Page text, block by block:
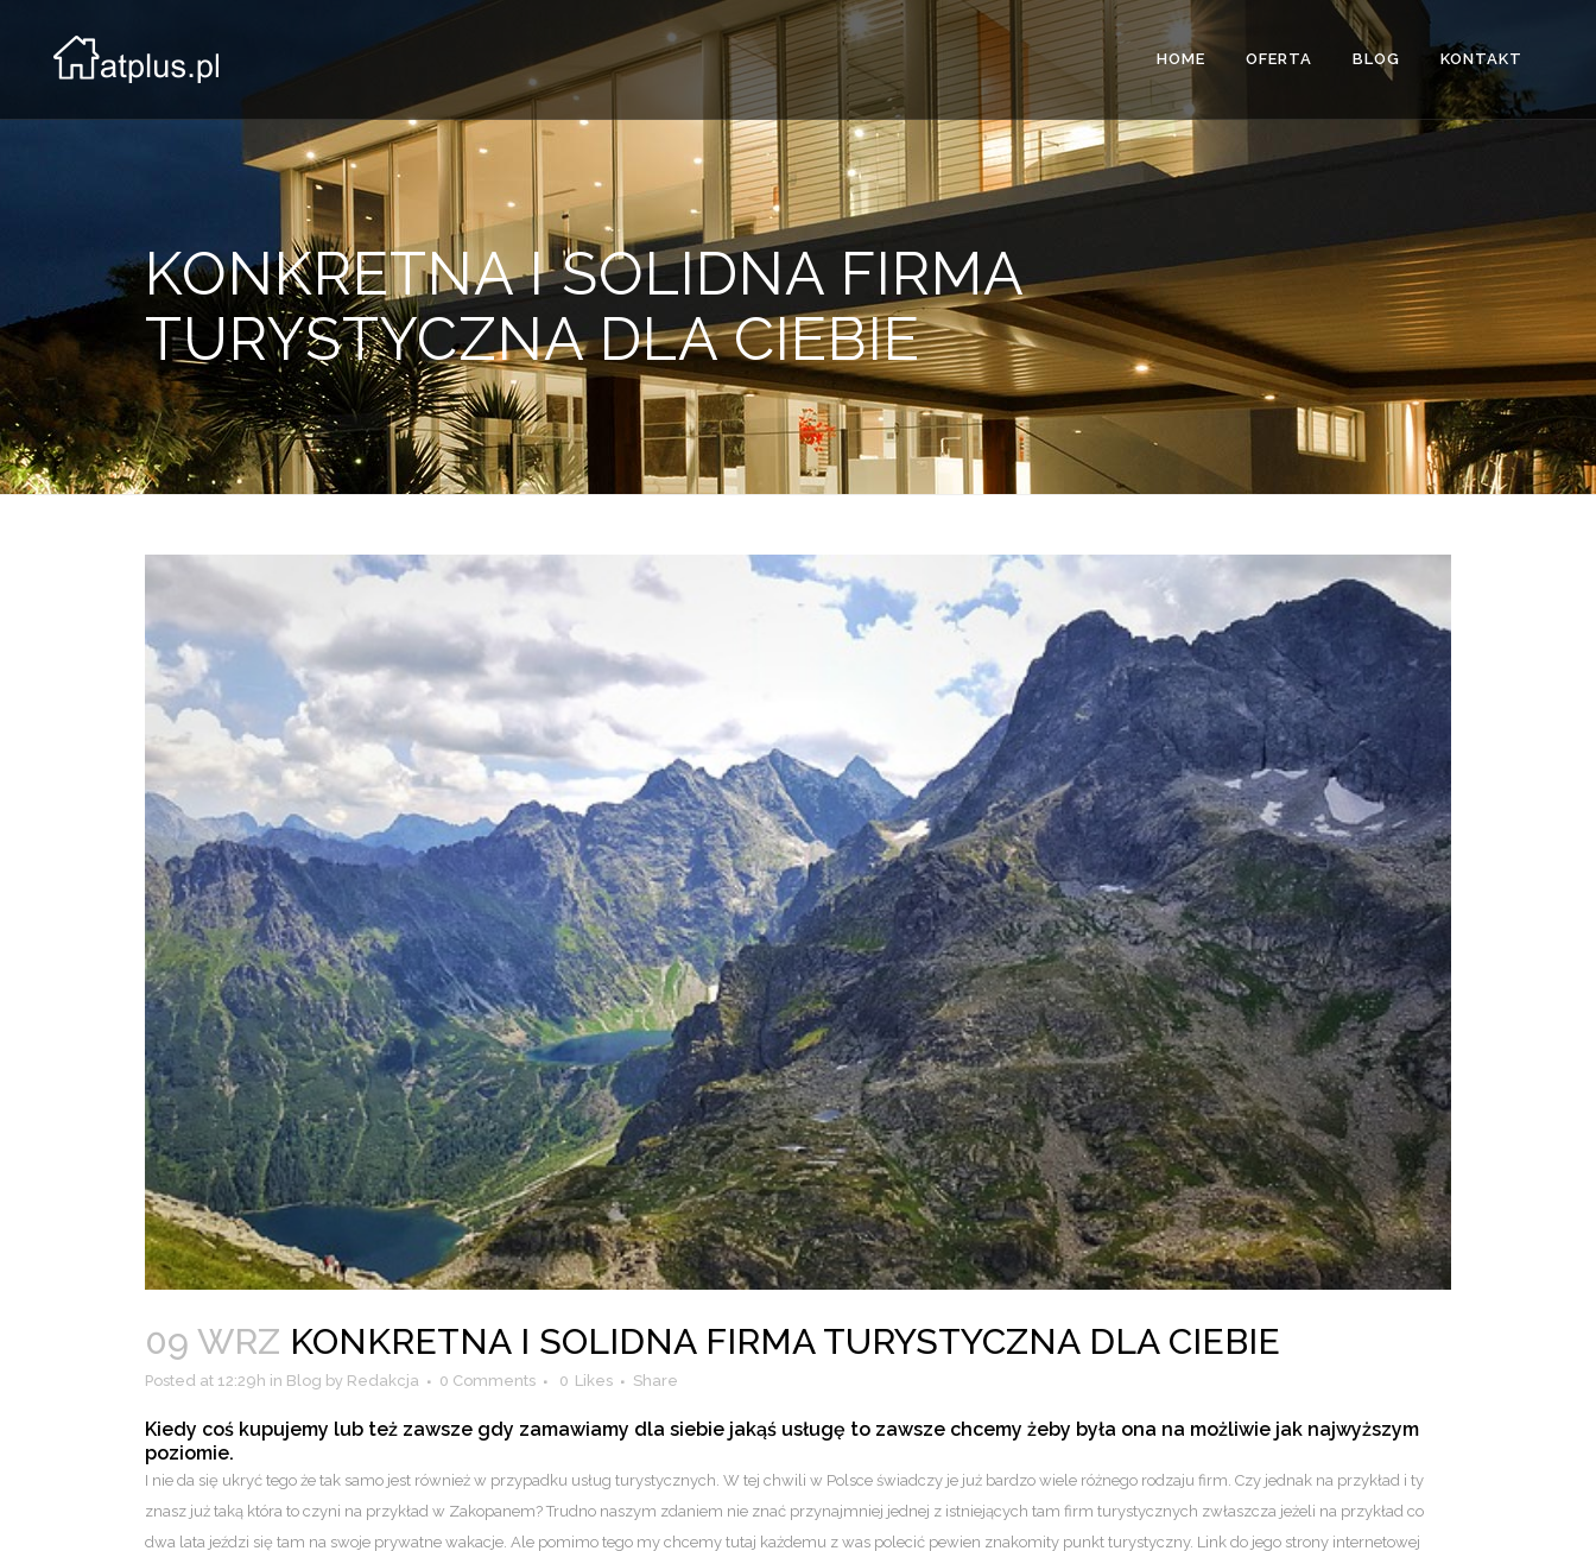
HOME OFERTA BLOG KONTAKT
KONKRETNA I SOLIDNA FIRMA
TURYSTYCZNA DLA CIEBIE
09 WRZ KONKRETNA I SOLIDNA FIRMA TURYSTYCZNA DLA CIEBIE
Posted at 12:29h in Blog by Redakcja 0 Comments 0 Likes Share
Kiedy coś kupujemy lub też zawsze gdy zamawiamy dla siebie jakąś usługę to zawsze chcemy żeby była ona na możliwie jak najwyższym
poziomie.
I nie da się ukryć tego że tak samo jest również w przypadku usług turystycznych. W tej chwili w Polsce świadczy je już bardzo wiele różnego rodzaju firm. Czy jednak na przykład i ty
znasz już taką która to czyni na przykład w Zakopanem? Trudno naszym zdaniem nie znać przynajmniej jednej z istniejących tam firm turystycznych zwłaszcza jeżeli na przykład co
dwa lata jeździ się tam na swoje prywatne wakacje. Ale pomimo tego my chcemy tutaj każdemu z was polecić pewien znakomity punkt turystyczny. Link do jego strony internetowej